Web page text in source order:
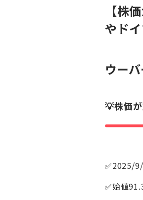
【株
やド
ウーバ
💡株価
✅2025/
✅始値